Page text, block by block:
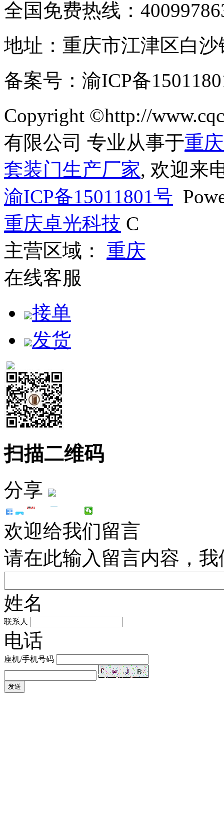
全国免费热线：
地址：重庆市江津区白
备案号：渝ICP备
Copyright ©http://
有限公司 专业从事于重
套装门生产厂家, 欢迎来
渝ICP备15011801号
重庆卓光科技 C
主营区域： 重庆
在线客服
接单
发货
扫描二维码
分享
欢迎给我们留言
请在此输入留言内容，
姓名
联系人
电话
座机/手机号码